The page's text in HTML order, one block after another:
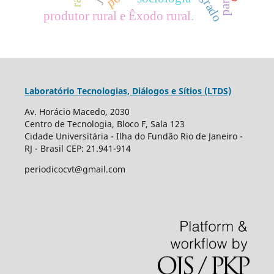
produtor rural e Êxodo rural.
Laboratório Tecnologias, Diálogos e Sítios (LTDS)
Av. Horácio Macedo, 2030
Centro de Tecnologia, Bloco F, Sala 123
Cidade Universitária - Ilha do Fundão Rio de Janeiro -
RJ - Brasil CEP: 21.941-914
periodicocvt@gmail.com